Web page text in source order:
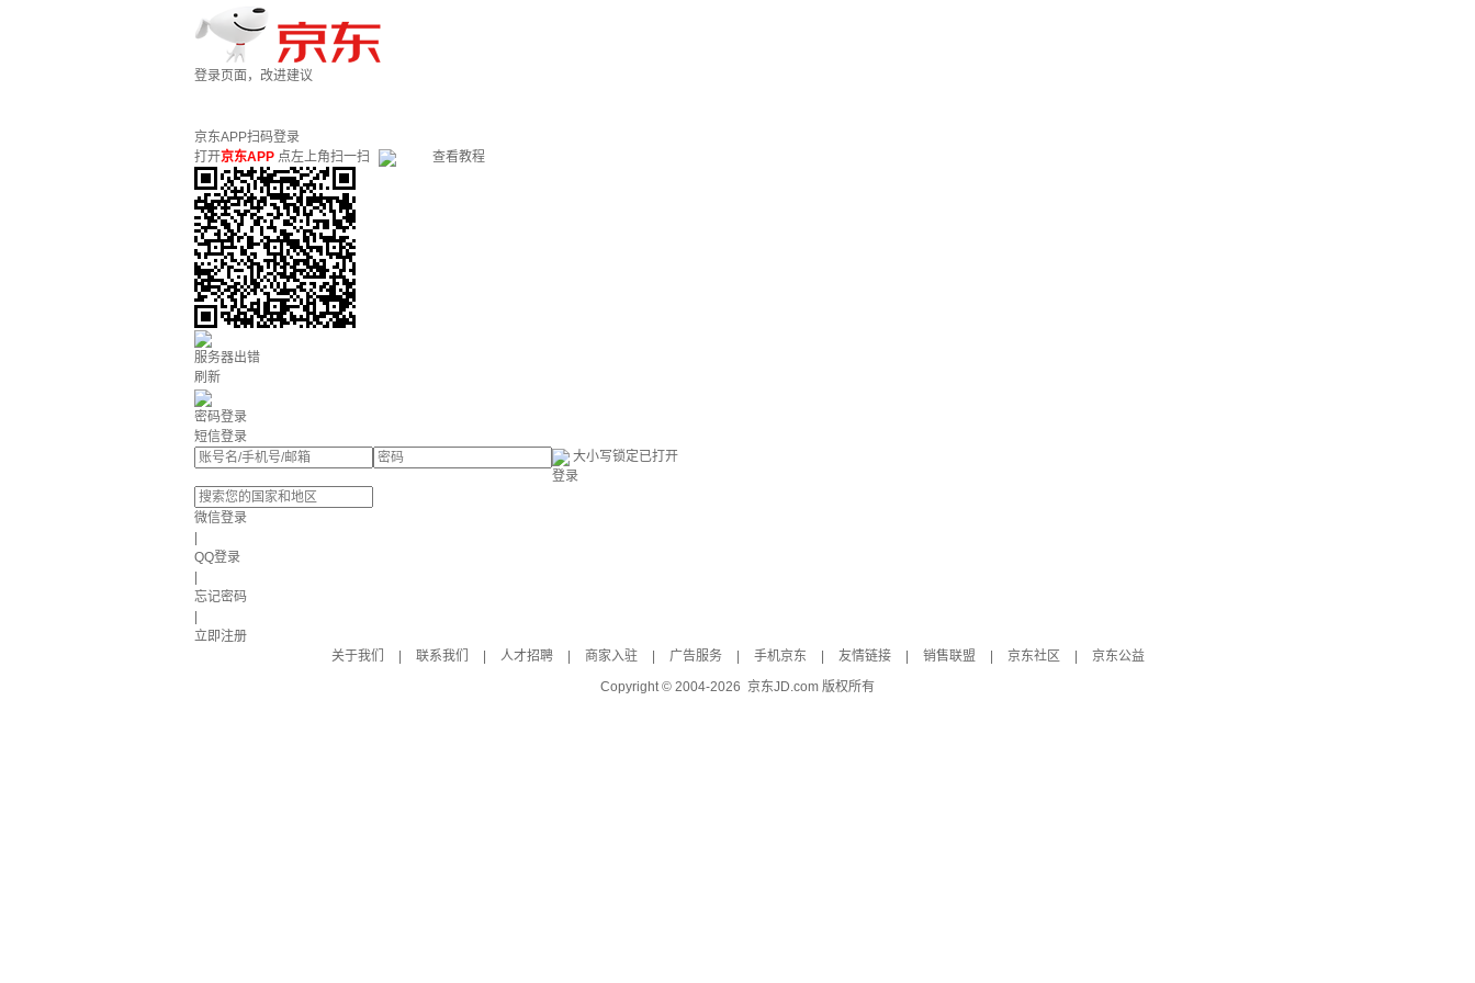
登录页面，改进建议
京东APP扫码登录
打开京东APP 点左上角扫一扫 查看教程
服务器出错
刷新
密码登录
短信登录
大小写锁定已打开
登录
微信登录
QQ登录
忘记密码
立即注册
关于我们
联系我们 人才招聘 商家入驻 广告服务 手机京东 友情链接 销售联盟 京东社区
京东公益
Copyright © 2004-2026 京东JD.com 版权所有